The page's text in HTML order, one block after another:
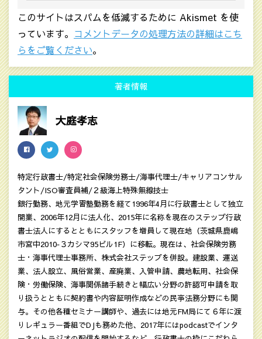
このサイトはスパムを低減するために Akismet を使
っています。 コメントデータの処理方法の詳細はこち
らをご覧ください。
著者情報
大庭孝志
特定行政書士/特定社会保険労務士/海事代理士/キャリアコンサル
タント/ISO審査員補/２級海上特殊無線技士
銀行勤務、地元学習塾勤務を経て1996年4月に行政書士として独立
開業、2006年12月に法人化、2015年に名称を現在のステップ行政
書士法人にするとともにスタッフを増員して現在地（茨城県鹿嶋
市宮中2010‐３カシマ95ビル1F）に移転。現在は、社会保険労務
士・海事代理士事務所、株式会社ステップを併設。建設業、運送
業、法人設立、風俗営業、産廃業、入管申請、農地転用、社会保
険・労働保険、海事関係諸手続きと幅広い分野の許認可申請を取
り扱うとともに契約書や内容証明作成などの民亊法務分野にも関
与。その他各種セミナー講師や、過去には地元FM局にて６年に渡
りレギュラー番組でDJも務めた他、2017年にはpodcastでインタ